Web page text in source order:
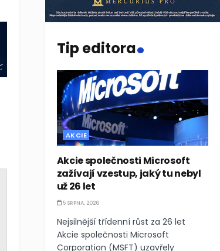
Tip editora.
AKCIE
Akcie společnosti Microsoft
zažívají vzestup, jaký tu nebyl
už 26 let
5 SRPNA, 2026
Nejsilnější třídenní růst za 26 let
Akcie společnosti Microsoft
Corporation (MSFT) uzavřely